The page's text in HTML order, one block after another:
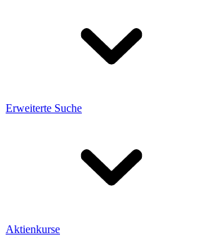
Erweiterte Suche
Aktienkurse